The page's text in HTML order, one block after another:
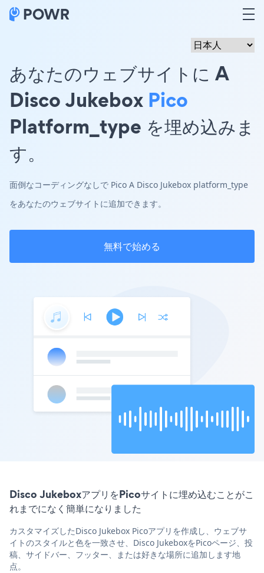
あなたのウェブサイトに A
Disco Jukebox Pico
Platform_type を埋め込みま
す。
面倒なコーディングなしで Pico A Disco Jukebox platform_type
をあなたのウェブサイトに追加できます。
無料で始める
Disco JukeboxアプリをPicoサイトに埋め込むことがこ
れまでになく簡単になりました
カスタマイズしたDisco Jukebox Picoアプリを作成し、ウェブサ
イトのスタイルと色を一致させ、Disco JukeboxをPicoページ、投
稿、サイドバー、フッター、または好きな場所に追加します地
点。